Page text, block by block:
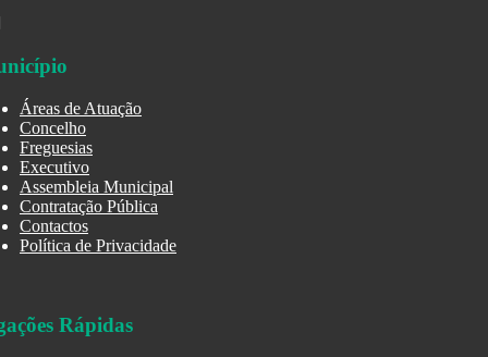
Áreas de Atuação
Concelho
Freguesias
Executivo
Assembleia Municipal
Contratação Pública
Contactos
Política de Privacidade
Rápidas